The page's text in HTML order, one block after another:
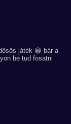
játék 😀 bár a
be tud fosatni